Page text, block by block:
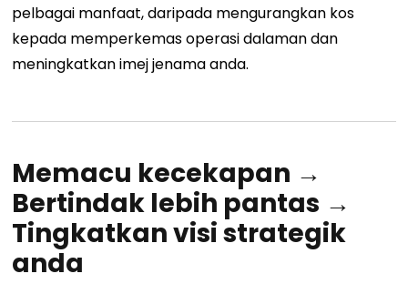
pelbagai manfaat, daripada mengurangkan kos
kepada memperkemas operasi dalaman dan
meningkatkan imej jenama anda.
Memacu kecekapan →
Bertindak lebih pantas →
Tingkatkan visi strategik
anda